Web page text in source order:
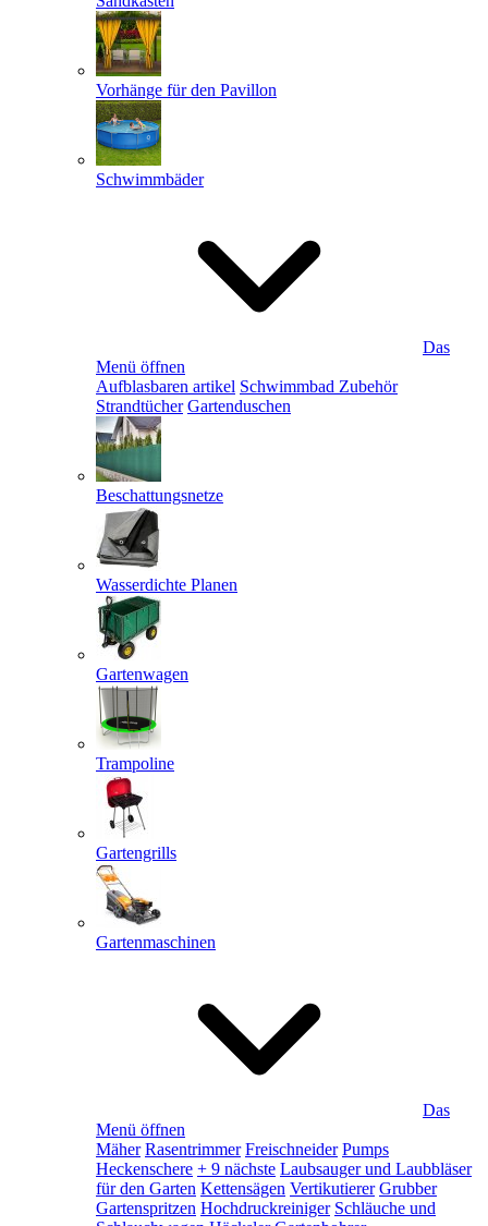
Vorhänge für den Pavillon
Schwimmbäder
Das
Menü öffnen
Aufblasbaren artikel Schwimmbad Zubehör
Strandtücher Gartenduschen
Beschattungsnetze
Wasserdichte Planen
Gartenwagen
Trampoline
Gartengrills
Gartenmaschinen
Das
Menü öffnen
Mäher Rasentrimmer Freischneider Pumps
Heckenschere + 9 nächste Laubsauger und Laubbläser
für den Garten Kettensägen Vertikutierer Grubber
Gartenspritzen Hochdruckreiniger Schläuche und